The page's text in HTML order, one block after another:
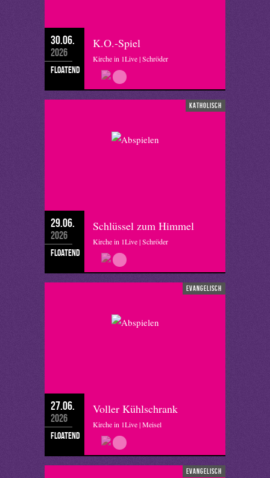
30.06.
2026
floatend
K.O.-Spiel
Kirche in 1Live | Schröder
katholisch
29.06.
2026
floatend
Schlüssel zum Himmel
Kirche in 1Live | Schröder
evangelisch
27.06.
2026
floatend
Voller Kühlschrank
Kirche in 1Live | Meisel
evangelisch